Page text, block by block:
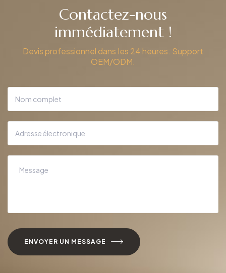
Contactez-nous
immédiatement !
Devis professionnel dans les 24 heures. Support
OEM/ODM.
ENVOYER UN MESSAGE